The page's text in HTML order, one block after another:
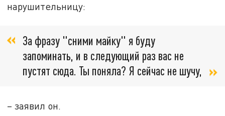
нарушительницу:
За фразу "сними майку" я буду
запоминать, и в следующий раз вас не
пустят сюда. Ты поняла? Я сейчас не шучу,
– заявил он.